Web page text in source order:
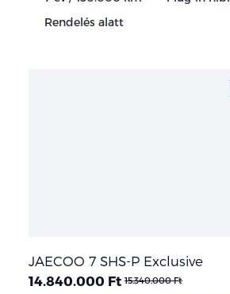
Rendelés alatt
JAECOO 7 SHS-P Exclusive
14.840.000 Ft 15.340.000 Ft